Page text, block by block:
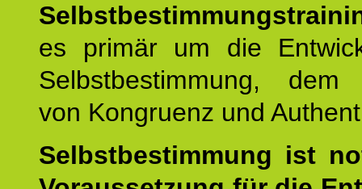
es primär um die
Selbstbestimmung, dem
von Kongruenz und
Selbstbestimmung ist